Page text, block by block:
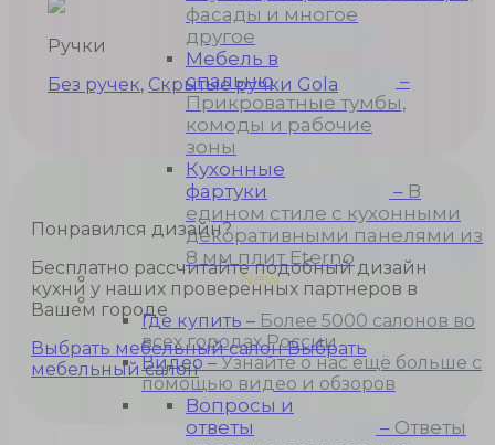
фасады и многое
другое
Мебель в
спальню
–
Прикроватные тумбы,
комоды и рабочие
зоны
Кухонные
фартуки
– В
едином стиле с кухонными
декоративными панелями из
8 мм плит Eterno
Проекты кухонь New
Покупателю
Где купить – Более 5000 салонов во
всех городах России
Видео–Узнайте о нас ещё больше с
помощью видео и обзоров
Вопросы и
ответы
– Ответы
Ручки
Без ручек, Скрытые ручки Gola
Понравился дизайн?
Бесплатно рассчитайте подобный дизайн
кухни у наших проверенных партнеров в
Вашем городе
Выбрать мебельный салон Выбрать
мебельный салон